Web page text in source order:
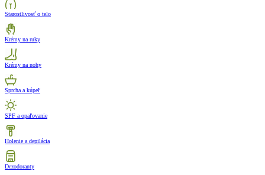
Starostlivosť o telo
Krémy na ruky
Krémy na nohy
Sprcha a kúpeľ
SPF a opaľovanie
Holenie a depilácia
Dezodoranty